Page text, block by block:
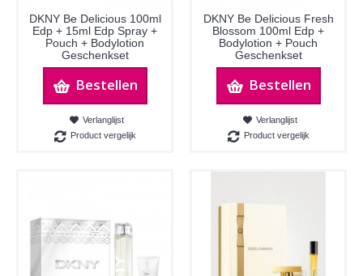
DKNY Be Delicious 100ml
Edp + 15ml Edp Spray +
Pouch + Bodylotion
Geschenkset
Bestellen
Verlanglijst
Product vergelijk
DKNY Be Delicious Fresh
Blossom 100ml Edp +
Bodylotion + Pouch
Geschenkset
Bestellen
Verlanglijst
Product vergelijk